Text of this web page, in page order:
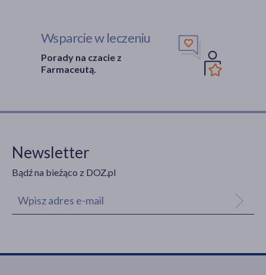
Wsparcie w leczeniu
Porady na czacie z
Farmaceutą.
Newsletter
Bądź na bieżąco z DOZ.pl